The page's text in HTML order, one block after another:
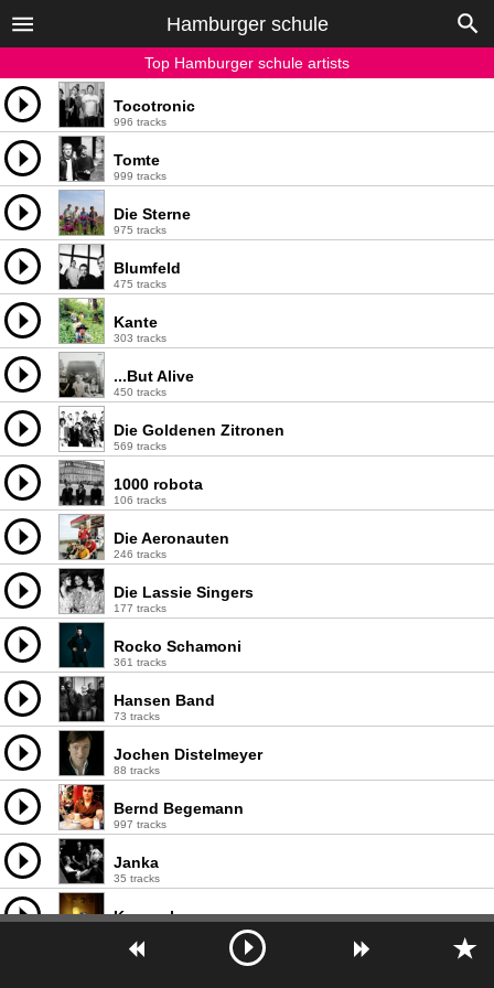
Hamburger schule
Top Hamburger schule artists
Tocotronic
996 tracks
Tomte
999 tracks
Die Sterne
975 tracks
Blumfeld
475 tracks
Kante
303 tracks
...But Alive
450 tracks
Die Goldenen Zitronen
569 tracks
1000 robota
106 tracks
Die Aeronauten
246 tracks
Die Lassie Singers
177 tracks
Rocko Schamoni
361 tracks
Hansen Band
73 tracks
Jochen Distelmeyer
88 tracks
Bernd Begemann
997 tracks
Janka
35 tracks
Karamel